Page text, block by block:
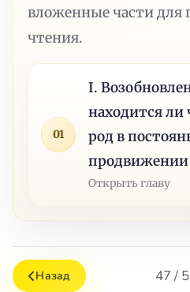
вложенные части для
чтения.
01
I.
находится ли
род в
Открыть главу
Назад 47 /